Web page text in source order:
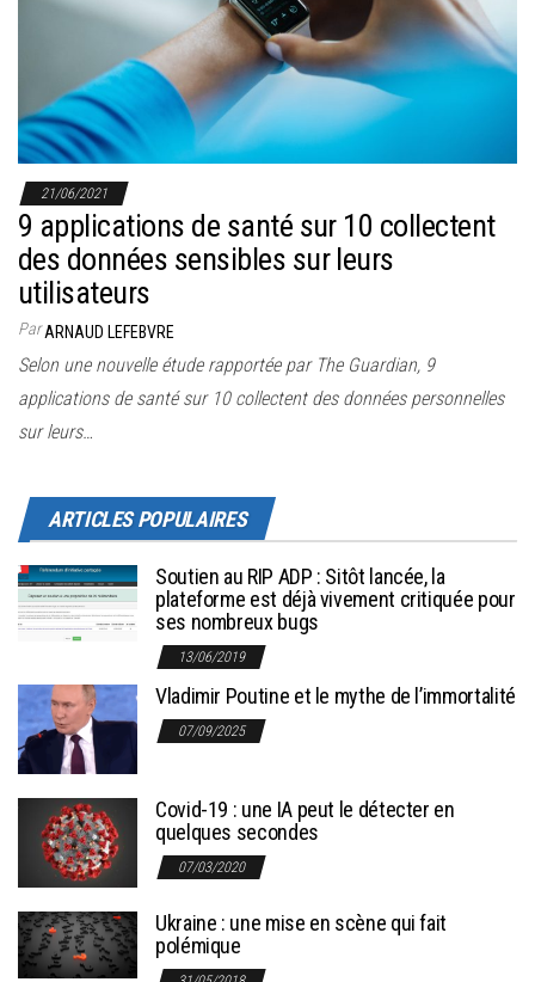
l
a
v
g
n
21/06/2021
9 applications de santé sur 10 collectent
des données sensibles sur leurs
utilisateurs
ParARNAUD LEFEBVRE
Selon une nouvelle étude rapportée par The Guardian, 9
applications de santé sur 10 collectent des données personnelles
sur leurs…
ARTICLES POPULAIRES
Soutien au RIP ADP : Sitôt lancée, la
plateforme est déjà vivement critiquée pour
ses nombreux bugs
13/06/2019
Vladimir Poutine et le mythe de l’immortalité
07/09/2025
Covid-19 : une IA peut le détecter en
quelques secondes
07/03/2020
Ukraine : une mise en scène qui fait
polémique